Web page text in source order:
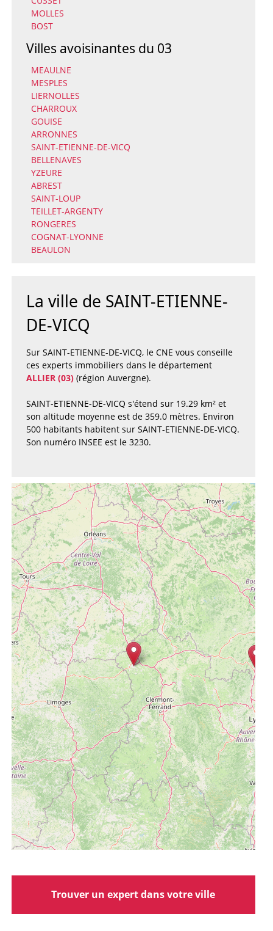
MOLLES
BOST
Villes avoisinantes du 03
MEAULNE
MESPLES
LIERNOLLES
CHARROUX
GOUISE
ARRONNES
SAINT-ETIENNE-DE-VICQ
BELLENAVES
YZEURE
ABREST
SAINT-LOUP
TEILLET-ARGENTY
RONGERES
COGNAT-LYONNE
BEAULON
La ville de SAINT-ETIENNE-
DE-VICQ
Sur SAINT-ETIENNE-DE-VICQ, le CNE vous conseille
ces experts immobiliers dans le département
ALLIER (03)(région Auvergne).
SAINT-ETIENNE-DE-VICQ s'étend sur 19.29 km² et
son altitude moyenne est de 359.0 mètres. Environ
500 habitants habitent sur SAINT-ETIENNE-DE-VICQ.
Son numéro INSEE est le 3230.
Trouver un expert dans votre ville